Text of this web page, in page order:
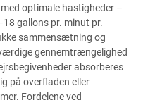
optimale hastigheder –
gallons pr. minut pr.
sammensætning og
gennemtrængelighed
absorberes
på overfladen eller
Fordelene ved